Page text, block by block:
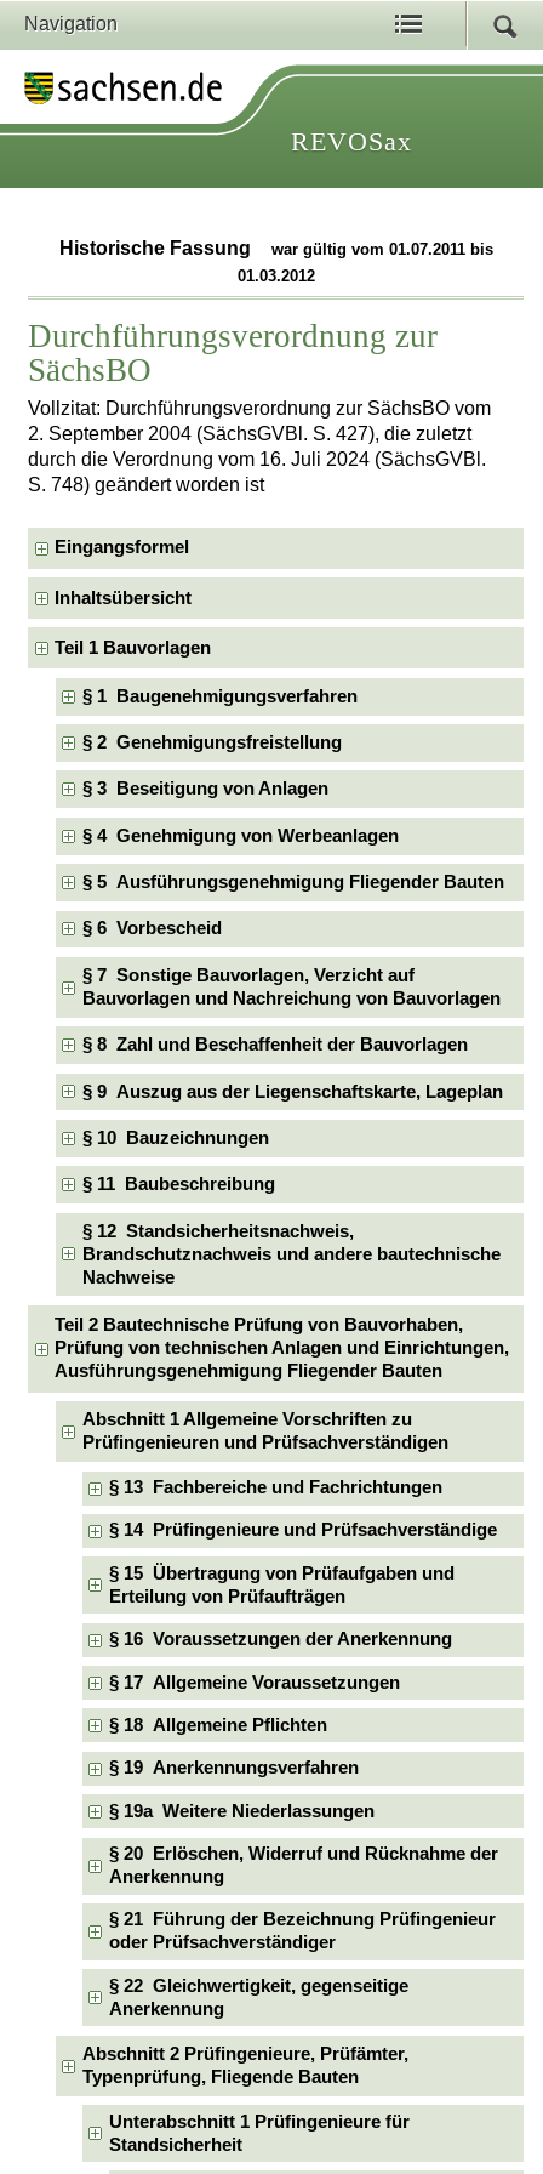
Navigation
REVOSax
Historische Fassung
war gültig vom 01.07.2011 bis
01.03.2012
Durchführungsverordnung zur
SächsBO
Vollzitat: Durchführungsverordnung zur SächsBO vom
2. September 2004 (SächsGVBl. S. 427), die zuletzt
durch die Verordnung vom 16. Juli 2024 (SächsGVBl.
S. 748) geändert worden ist
Eingangsformel
Inhaltsübersicht
Teil 1 Bauvorlagen
§ 1 Baugenehmigungsverfahren
§ 2 Genehmigungsfreistellung
§ 3 Beseitigung von Anlagen
§ 4 Genehmigung von Werbeanlagen
§ 5 Ausführungsgenehmigung Fliegender Bauten
§ 6 Vorbescheid
§ 7 Sonstige Bauvorlagen, Verzicht auf
Bauvorlagen und Nachreichung von Bauvorlagen
§ 8 Zahl und Beschaffenheit der Bauvorlagen
§ 9 Auszug aus der Liegenschaftskarte, Lageplan
§ 10 Bauzeichnungen
§ 11 Baubeschreibung
§ 12 Standsicherheitsnachweis,
Brandschutznachweis und andere bautechnische
Nachweise
Teil 2 Bautechnische Prüfung von Bauvorhaben,
Prüfung von technischen Anlagen und Einrichtungen,
Ausführungsgenehmigung Fliegender Bauten
Abschnitt 1 Allgemeine Vorschriften zu
Prüfingenieuren und Prüfsachverständigen
§ 13 Fachbereiche und Fachrichtungen
§ 14 Prüfingenieure und Prüfsachverständige
§ 15 Übertragung von Prüfaufgaben und
Erteilung von Prüfaufträgen
§ 16 Voraussetzungen der Anerkennung
§ 17 Allgemeine Voraussetzungen
§ 18 Allgemeine Pflichten
§ 19 Anerkennungsverfahren
§ 19a Weitere Niederlassungen
§ 20 Erlöschen, Widerruf und Rücknahme der
Anerkennung
§ 21 Führung der Bezeichnung Prüfingenieur
oder Prüfsachverständiger
§ 22 Gleichwertigkeit, gegenseitige
Anerkennung
Abschnitt 2 Prüfingenieure, Prüfämter,
Typenprüfung, Fliegende Bauten
Unterabschnitt 1 Prüfingenieure für
Standsicherheit